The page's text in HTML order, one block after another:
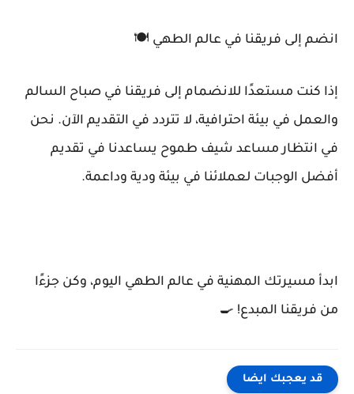
انضم إلى فريقنا في عالم الطهي 🍽️
إذا كنت مستعدًا للانضمام إلى فريقنا في صباح السالم
والعمل في بيئة احترافية، لا تتردد في التقديم الآن. نحن
في انتظار مساعد شيف طموح يساعدنا في تقديم
أفضل الوجبات لعملائنا في بيئة ودية وداعمة.
ابدأ مسيرتك المهنية في عالم الطهي اليوم، وكن جزءًا
من فريقنا المبدع! 🍳
قد يعجبك ايضا